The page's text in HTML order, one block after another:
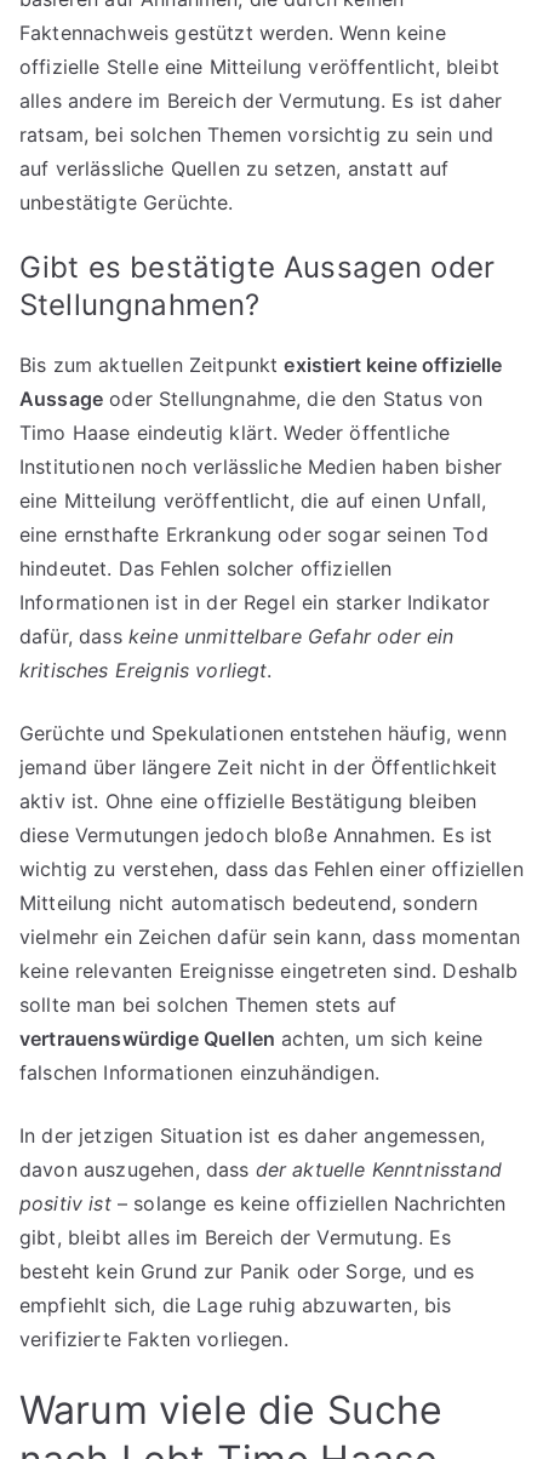
Faktennachweis gestützt werden. Wenn keine
offizielle Stelle eine Mitteilung veröffentlicht, bleibt
alles andere im Bereich der Vermutung. Es ist daher
ratsam, bei solchen Themen vorsichtig zu sein und
auf verlässliche Quellen zu setzen, anstatt auf
unbestätigte Gerüchte.
Gibt es bestätigte Aussagen oder
Stellungnahmen?
Bis zum aktuellen Zeitpunktexistiert keine offizielle
Aussage oder Stellungnahme, die den Status von
Timo Haase eindeutig klärt. Weder öffentliche
Institutionen noch verlässliche Medien haben bisher
eine Mitteilung veröffentlicht, die auf einen Unfall,
eine ernsthafte Erkrankung oder sogar seinen Tod
hindeutet. Das Fehlen solcher offiziellen
Informationen ist in der Regel ein starker Indikator
dafür, dass keine unmittelbare Gefahr oder ein
kritisches Ereignis vorliegt.
Gerüchte und Spekulationen entstehen häufig, wenn
jemand über längere Zeit nicht in der Öffentlichkeit
aktiv ist. Ohne eine offizielle Bestätigung bleiben
diese Vermutungen jedoch bloße Annahmen. Es ist
wichtig zu verstehen, dass das Fehlen einer offiziellen
Mitteilung nicht automatisch bedeutend, sondern
vielmehr ein Zeichen dafür sein kann, dass momentan
keine relevanten Ereignisse eingetreten sind. Deshalb
sollte man bei solchen Themen stets auf
vertrauenswürdige Quellen achten, um sich keine
falschen Informationen einzuhändigen.
In der jetzigen Situation ist es daher angemessen,
davon auszugehen, dass der aktuelle Kenntnisstand
positiv ist– solange es keine offiziellen Nachrichten
gibt, bleibt alles im Bereich der Vermutung. Es
besteht kein Grund zur Panik oder Sorge, und es
empfiehlt sich, die Lage ruhig abzuwarten, bis
verifizierte Fakten vorliegen.
Warum viele die Suche